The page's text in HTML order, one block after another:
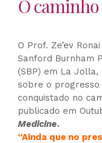
O
O Prof. Ze’ev
Sanford Burnham
(SBP) em La
sobre o progresso
conquistado no
publicado em
Medicine.
“Ainda que no